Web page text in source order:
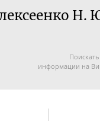
Н.
информации на